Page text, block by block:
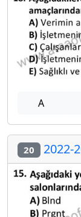
A
20 2022-